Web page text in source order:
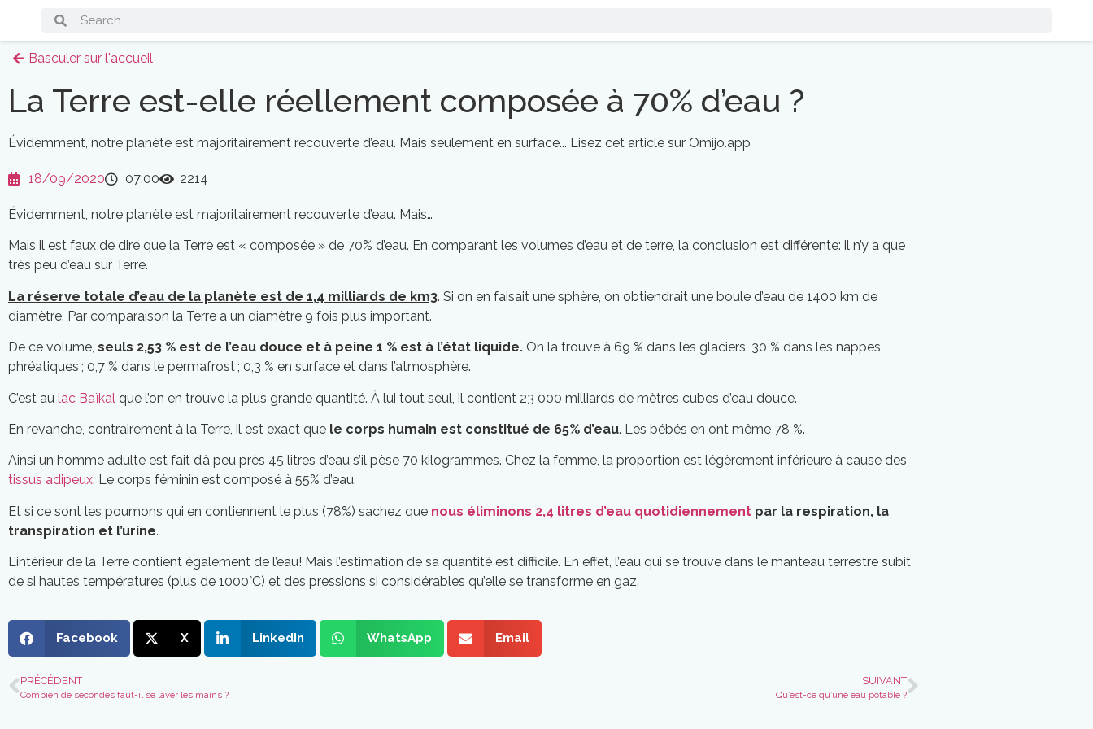
Basculer sur l'accueil
La Terre est-elle réellement composée à 70% d’eau ?
Évidemment, notre planète est majoritairement recouverte d’eau. Mais seulement en surface... Lisez cet article sur Omijo.app
18/09/2020 07:00 2214
Évidemment, notre planète est majoritairement recouverte d’eau. Mais…
Mais il est faux de dire que la Terre est « composée » de 70% d’eau. En comparant les volumes d’eau et de terre, la conclusion est différente: il n’y a que
très peu d’eau sur Terre.
La réserve totale d’eau de la planète est de 1,4 milliards de km3. Si on en faisait une sphère, on obtiendrait une boule d’eau de 1400 km de
diamètre. Par comparaison la Terre a un diamètre 9 fois plus important.
De ce volume, seuls 2,53 % est de l’eau douce et à peine 1 % est à l’état liquide. On la trouve à 69 % dans les glaciers, 30 % dans les nappes
phréatiques ; 0,7 % dans le permafrost ; 0,3 % en surface et dans l’atmosphère.
C’est au lac Baïkal que l’on en trouve la plus grande quantité. À lui tout seul, il contient 23 000 milliards de mètres cubes d’eau douce.
En revanche, contrairement à la Terre, il est exact que le corps humain est constitué de 65% d’eau. Les bébés en ont même 78 %.
Ainsi un homme adulte est fait d’à peu près 45 litres d’eau s’il pèse 70 kilogrammes. Chez la femme, la proportion est légèrement inférieure à cause des
tissus adipeux. Le corps féminin est composé à 55% d’eau.
Et si ce sont les poumons qui en contiennent le plus (78%) sachez que nous éliminons 2,4 litres d’eau quotidiennement par la respiration, la
transpiration et l’urine.
L’intérieur de la Terre contient également de l’eau! Mais l’estimation de sa quantité est difficile. En effet, l’eau qui se trouve dans le manteau terrestre subit
de si hautes températures (plus de 1000°C) et des pressions si considérables qu’elle se transforme en gaz.
Facebook X LinkedIn WhatsApp Email
PRÉCÉDENT
Combien de secondes faut-il se laver les mains ?
SUIVANT
Qu’est-ce qu’une eau potable ?